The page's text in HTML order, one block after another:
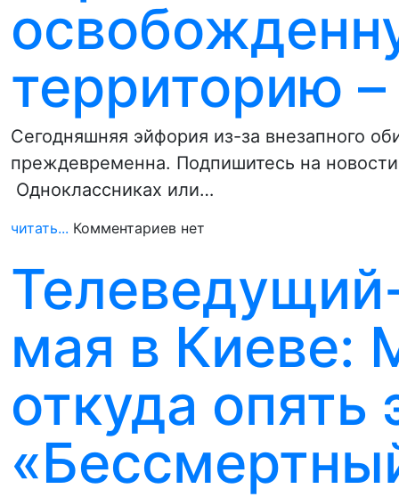
территорию
Сегодняшняя эйфория из-за внезапного
преждевременна. Подпишитесь на
Одноклассниках или…
читать... Комментариев нет
мая в Киеве:
откуда опять